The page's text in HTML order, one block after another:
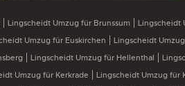
Lingscheidt Umzug für Brunssum
Lingscheidt
Umzug für Euskirchen
Lingscheidt
Lingscheidt Umzug für Hellenthal
Umzug für Kerkrade
Lingscheidt Umzug für